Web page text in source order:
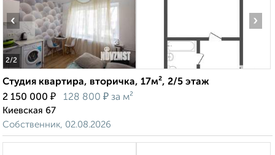
2/2
‹ ›
Студия квартира, вторичка, 17м², 2/5 этаж
2 150 000 ₽ 128 800 ₽ за м²
Киевская 67
Собственник, 02.08.2026